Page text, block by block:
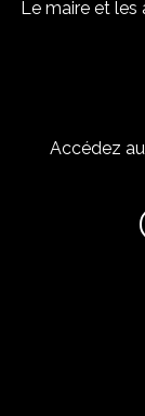
Le maire et
Accédez